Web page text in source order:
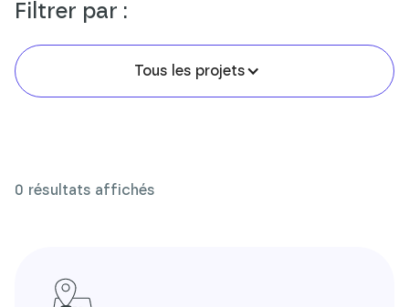
Filtrer par :
Tous les projets
0 résultats affichés